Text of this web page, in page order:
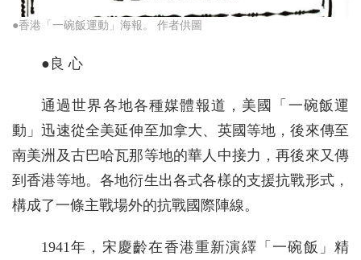
●香港「一碗飯運動」海報。 作者供圖
●良 心
通過世界各地各種媒體報道，美國「一碗飯運
動」迅速從全美延伸至加拿大、英國等地，後來傳至
南美洲及古巴哈瓦那等地的華人中接力，再後來又傳
到香港等地。各地衍生出各式各樣的支援抗戰形式，
構成了一條主戰場外的抗戰國際陣線。
1941年，宋慶齡在香港重新演繹「一碗飯」精